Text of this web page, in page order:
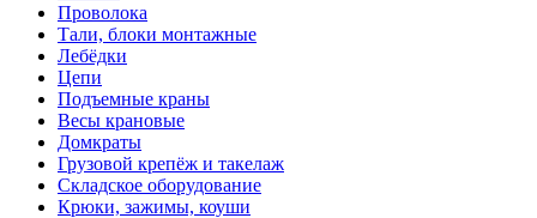
Проволока
Тали, блоки монтажные
Лебёдки
Цепи
Подъемные краны
Весы крановые
Домкраты
Грузовой крепёж и такелаж
Складское оборудование
Крюки, зажимы, коуши